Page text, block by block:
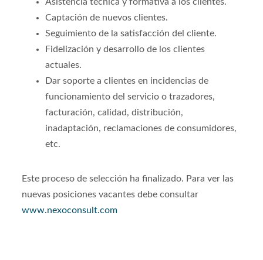
Captación de nuevos clientes.
Seguimiento de la satisfacción del cliente.
Fidelización y desarrollo de los clientes
actuales.
Dar soporte a clientes en incidencias de
funcionamiento del servicio o trazadores,
facturación, calidad, distribución,
inadaptación, reclamaciones de consumidores,
etc.
Este proceso de selección ha finalizado. Para ver las
nuevas posiciones vacantes debe consultar
www.nexoconsult.com